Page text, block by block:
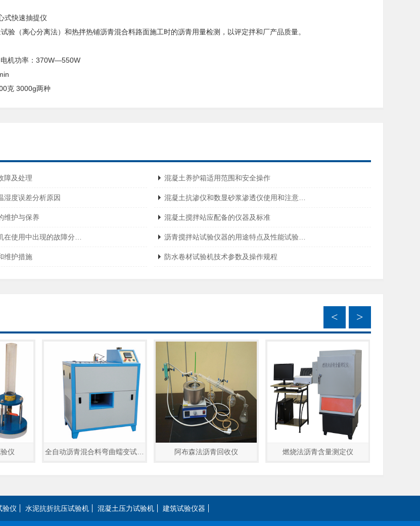
式快速抽提仪
验（离心分离法）和热拌热铺沥青混合料路面施工时的沥青用量检测，以评定拌和厂产品质量。
机功率：370W—550W
克 3000g两种
障及处理
湿度误差分析原因
维护与保养
在使用中出现的故障分…
维护措施
混凝土养护箱适用范围和安全操作
混凝土抗渗仪和数显砂浆渗透仪使用和注意…
混凝土搅拌站应配备的仪器及标准
沥青搅拌站试验仪器的用途特点及性能试验…
防水卷材试验机技术参数及操作规程
< >
仪 全自动沥青混合料弯曲蠕变试… 阿布森法沥青回收仪 燃烧法沥青含量测定仪
验仪 水泥抗折抗压试验机 混凝土压力试验机 建筑试验仪器